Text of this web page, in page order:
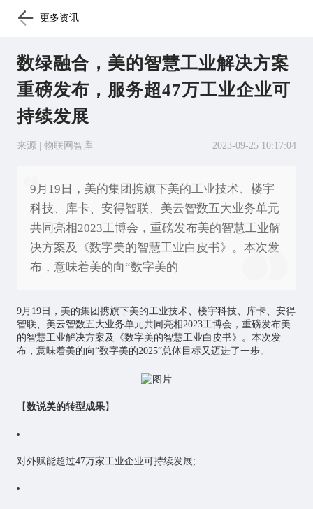
更多资讯
数绿融合，美的智慧工业解决方案
重磅发布，服务超47万工业企业可
持续发展
来源 | 物联网智库 2023-09-25 10:17:04
9月19日，美的集团携旗下美的工业技术、楼宇
科技、库卡、安得智联、美云智数五大业务单元
共同亮相2023工博会，重磅发布美的智慧工业解
决方案及《数字美的智慧工业白皮书》。本次发
布，意味着美的向“数字美的
9月19日，美的集团携旗下美的工业技术、楼宇科技、库卡、安得
智联、美云智数五大业务单元共同亮相2023工博会，重磅发布美
的智慧工业解决方案及《数字美的智慧工业白皮书》。本次发
布，意味着美的向“数字美的2025”总体目标又迈进了一步。
【数说美的转型成果】
对外赋能超过47万家工业企业可持续发展;